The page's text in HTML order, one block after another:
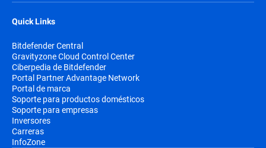
Quick Links
Bitdefender Central
Gravityzone Cloud Control Center
Ciberpedia de Bitdefender
Portal Partner Advantage Network
Portal de marca
Soporte para productos domésticos
Soporte para empresas
Inversores
Carreras
InfoZone